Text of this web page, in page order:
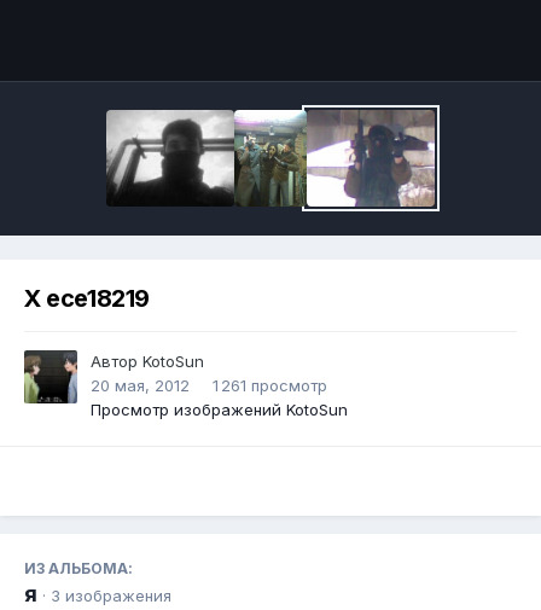
X ece18219
Автор KotoSun
20 мая, 2012
1 261 просмотр
Просмотр изображений KotoSun
ИЗ АЛЬБОМА:
я · 3 изображения